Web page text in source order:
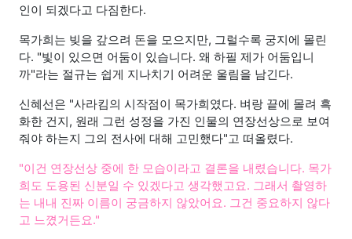
인이 되겠다고 다짐한다.
목가희는 빚을 갚으려 돈을 모으지만, 그럴수록 궁지에 몰린
다. "빛이 있으면 어둠이 있습니다. 왜 하필 제가 어둠입니
까"라는 절규는 쉽게 지나치기 어려운 울림을 남긴다.
신혜선은 "사라킴의 시작점이 목가희였다. 벼랑 끝에 몰려 흑
화한 건지, 원래 그런 성정을 가진 인물의 연장선상으로 보여
줘야 하는지 그의 전사에 대해 고민했다"고 떠올렸다.
"이건 연장선상 중에 한 모습이라고 결론을 내렸습니다. 목가
희도 도용된 신분일 수 있겠다고 생각했고요. 그래서 촬영하
는 내내 진짜 이름이 궁금하지 않았어요. 그건 중요하지 않다
고 느꼈거든요."